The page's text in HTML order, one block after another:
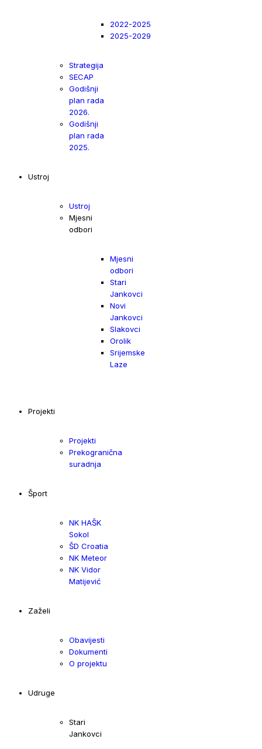
2022-2025
2025-2029
Strategija
SECAP
Godišnji
plan rada
2026.
Godišnji
plan rada
2025.
Ustroj
Ustroj
Mjesni
odbori
Mjesni
odbori
Stari
Jankovci
Novi
Jankovci
Slakovci
Orolik
Srijemske
Laze
Projekti
Projekti
Prekogranična
suradnja
Šport
NK HAŠK
Sokol
ŠD Croatia
NK Meteor
NK Vidor
Matijević
Zaželi
Obavijesti
Dokumenti
O projektu
Udruge
Stari
Jankovci